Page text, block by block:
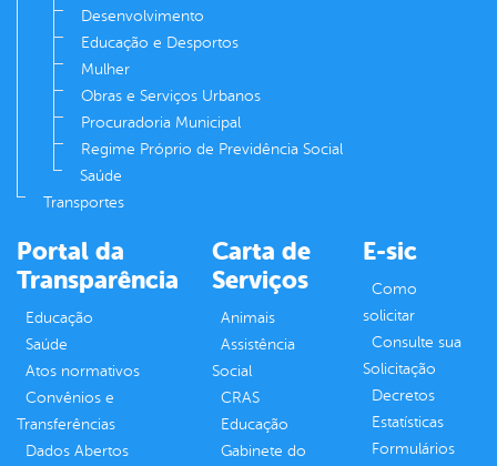
Desenvolvimento
Educação e Desportos
Mulher
Obras e Serviços Urbanos
Procuradoria Municipal
Regime Próprio de Previdência Social
Saúde
Transportes
Portal da
Transparência
Educação
Saúde
Atos normativos
Convênios e
Transferências
Dados Abertos
Carta de
Serviços
Animais
Assistência
Social
CRAS
Educação
Gabinete do
E-sic
Como
solicitar
Consulte sua
Solicitação
Decretos
Estatísticas
Formulários